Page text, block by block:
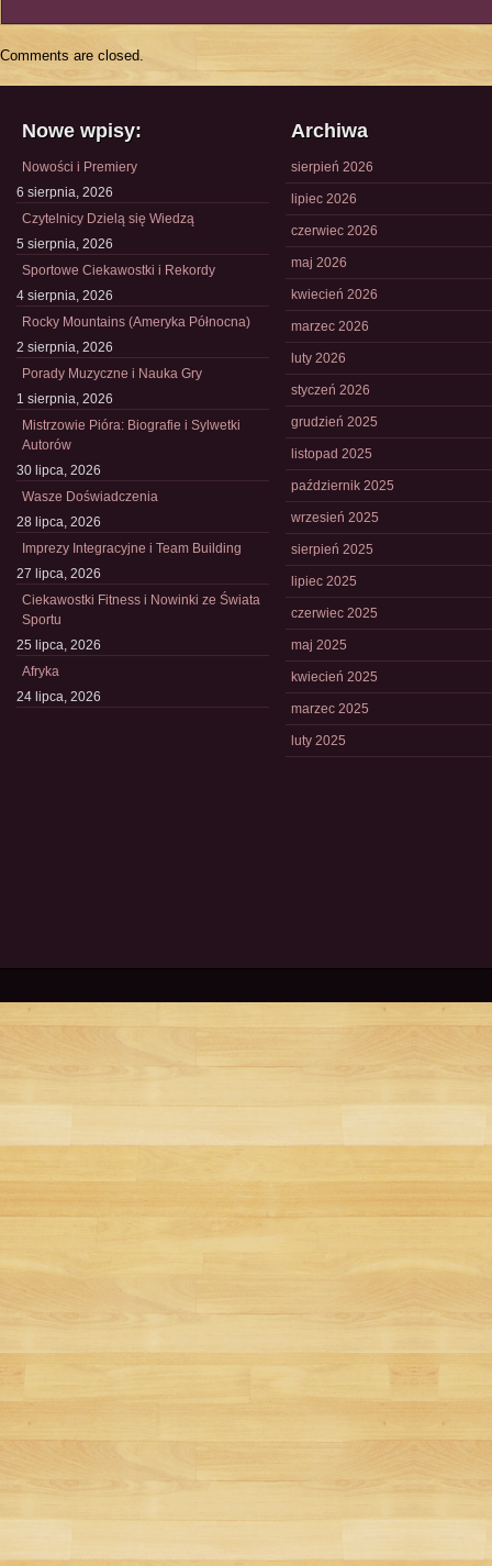
Comments are closed.
Nowe wpisy:
Nowości i Premiery
6 sierpnia, 2026
Czytelnicy Dzielą się Wiedzą
5 sierpnia, 2026
Sportowe Ciekawostki i Rekordy
4 sierpnia, 2026
Rocky Mountains (Ameryka Północna)
2 sierpnia, 2026
Porady Muzyczne i Nauka Gry
1 sierpnia, 2026
Mistrzowie Pióra: Biografie i Sylwetki
Autorów
30 lipca, 2026
Wasze Doświadczenia
28 lipca, 2026
Imprezy Integracyjne i Team Building
27 lipca, 2026
Ciekawostki Fitness i Nowinki ze Świata
Sportu
25 lipca, 2026
Afryka
24 lipca, 2026
Archiwa
sierpień 2026
lipiec 2026
czerwiec 2026
maj 2026
kwiecień 2026
marzec 2026
luty 2026
styczeń 2026
grudzień 2025
listopad 2025
październik 2025
wrzesień 2025
sierpień 2025
lipiec 2025
czerwiec 2025
maj 2025
kwiecień 2025
marzec 2025
luty 2025